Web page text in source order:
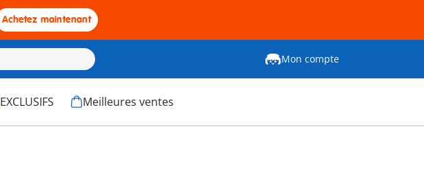
Achetez maintenant
Mon compte
EXCLUSIFS Meilleures ventes